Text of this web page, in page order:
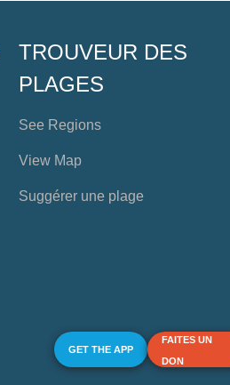
TROUVEUR DES
PLAGES
See Regions
View Map
Suggérer une plage
GET THE APP
FAITES UN
DON